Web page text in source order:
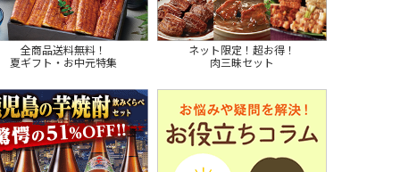
全商品送料無料！
夏ギフト・お中元特集
ネット限定！超お得！
肉三昧セット